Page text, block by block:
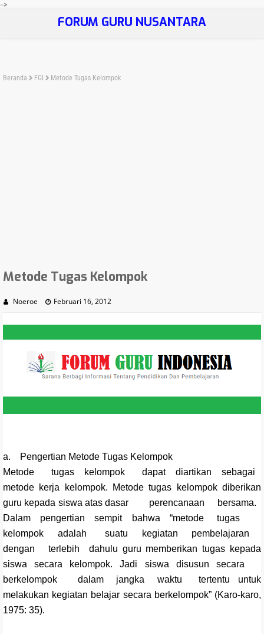
-->
FORUM GURU NUSANTARA
Beranda FGI Metode Tugas Kelompok
Metode Tugas Kelompok
Noeroe Februari 16, 2012
a. Pengertian Metode Tugas Kelompok
Metode tugas kelompok dapat diartikan sebagai
metode kerja kelompok. Metode tugas kelompok diberikan
guru kepada siswa atas dasar perencanaan bersama.
Dalam pengertian sempit bahwa “metode tugas
kelompok adalah suatu kegiatan pembelajaran
dengan terlebih dahulu guru memberikan tugas kepada
siswa secara kelompok. Jadi siswa disusun secara
berkelompok dalam jangka waktu tertentu untuk
melakukan kegiatan belajar secara berkelompok” (Karo-karo,
1975: 35).